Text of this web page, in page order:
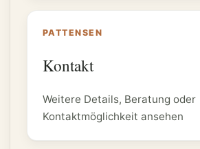
PATTENSEN
Kontakt
Weitere Details, Beratung oder
Kontaktmöglichkeit ansehen